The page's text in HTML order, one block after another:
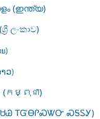
(ഇന്ത്യ)
ලංකාව)
)
ວ)
(កម្ពុជា)
ᎢᏳᎾᎵᏍᏔᏅ ᏍᎦᏚᎩ)